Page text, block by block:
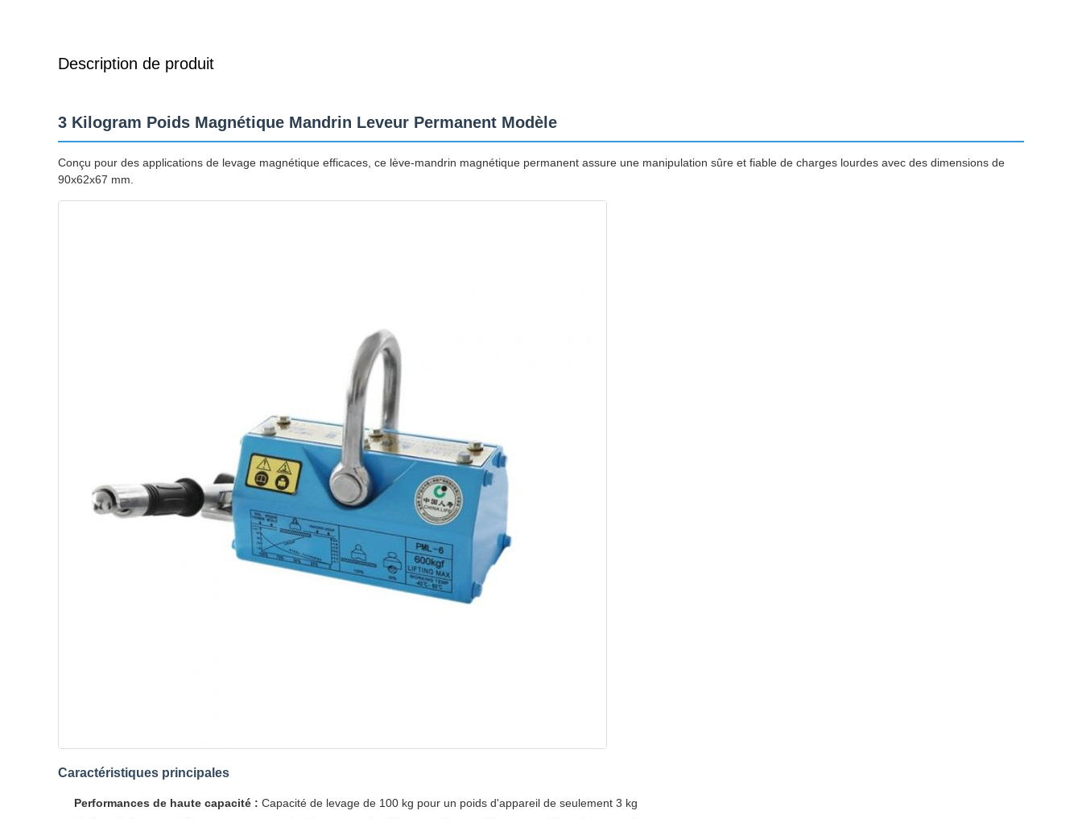
Description de produit
3 Kilogram Poids Magnétique Mandrin Leveur Permanent Modèle
Conçu pour des applications de levage magnétique efficaces, ce lève-mandrin magnétique permanent assure une manipulation sûre et fiable de charges lourdes avec des dimensions de
90x62x67 mm.
Caractéristiques principales
Performances de haute capacité : Capacité de levage de 100 kg pour un poids d'appareil de seulement 3 kg